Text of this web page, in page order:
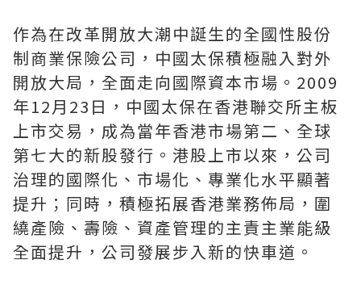
作為在改革開放大潮中誕生的全國性股份
制商業保險公司，中國太保積極融入對外
開放大局，全面走向國際資本市場。2009
年12月23日，中國太保在香港聯交所主板
上市交易，成為當年香港市場第二、全球
第七大的新股發行。港股上市以來，公司
治理的國際化、市場化、專業化水平顯著
提升；同時，積極拓展香港業務佈局，圍
繞產險、壽險、資產管理的主責主業能級
全面提升，公司發展步入新的快車道。